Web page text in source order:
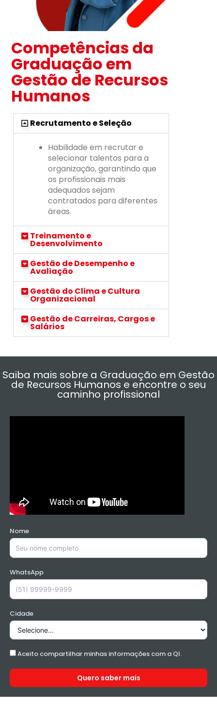
Competências da
Graduação em
Gestão de Recursos
Humanos
Recrutamento e Seleção
Habilidade em recrutar e
selecionar talentos para a
organização, garantindo que
os profissionais mais
adequados sejam
contratados para diferentes
áreas.
Treinamento e
Desenvolvimento
Gestão de Desempenho e
Avaliação
Gestão do Clima e Cultura
Organizacional
Gestão de Carreiras, Cargos e
Salários
Saiba mais sobre a Graduação em Gestão
de Recursos Humanos e encontre o seu
caminho profissional
Nome
WhatsApp
Cidade
Aceito compartilhar minhas informações com a QI.
Quero saber mais